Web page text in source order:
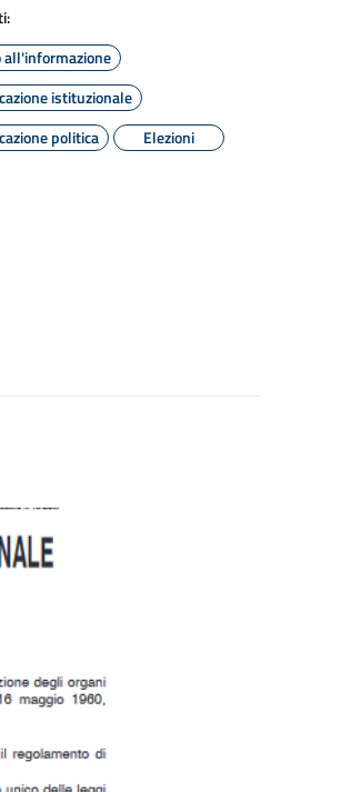
all'informazione
istituzionale
politica
Elezioni